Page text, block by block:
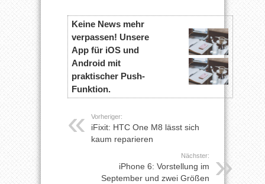
Keine News mehr
verpassen! Unsere
App für iOS und
Android mit
praktischer Push-
Funktion.
Vorheriger:
iFixit: HTC One M8 lässt sich
kaum reparieren
Nächster:
iPhone 6: Vorstellung im
September und zwei Größen